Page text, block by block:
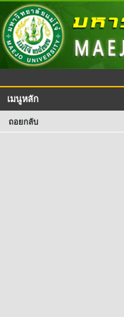
เมนูหลัก
ถอยกลับ